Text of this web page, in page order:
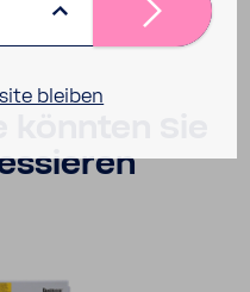
bleiben